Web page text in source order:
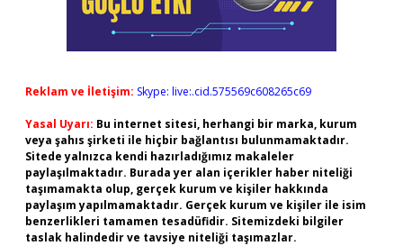
Reklam ve İletişim: Skype: live:.cid.575569c608265c69
Yasal Uyarı: Bu internet sitesi, herhangi bir marka, kurum
veya şahıs şirketi ile hiçbir bağlantısı bulunmamaktadır.
Sitede yalnızca kendi hazırladığımız makaleler
paylaşılmaktadır. Burada yer alan içerikler haber niteliği
taşımamakta olup, gerçek kurum ve kişiler hakkında
paylaşım yapılmamaktadır. Gerçek kurum ve kişiler ile isim
benzerlikleri tamamen tesadüfidir. Sitemizdeki bilgiler
taslak halindedir ve tavsiye niteliği taşımazlar.